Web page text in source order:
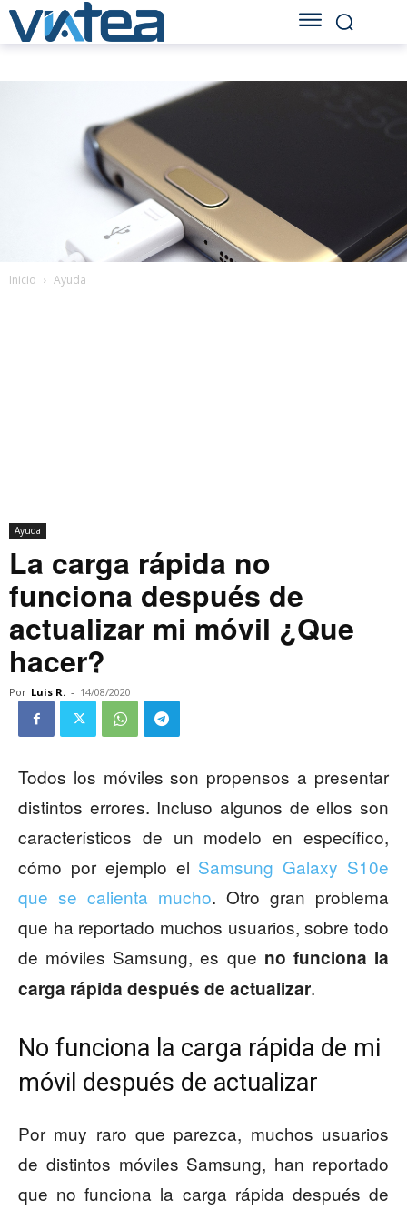
Inicio Ayuda
Ayuda
La carga rápida no
funciona después de
actualizar mi móvil ¿Que
hacer?
Por Luis R. - 14/08/2020
Todos los móviles son propensos a presentar
distintos errores. Incluso algunos de ellos son
característicos de un modelo en específico,
cómo por ejemplo el Samsung Galaxy S10e
que se calienta mucho. Otro gran problema
que ha reportado muchos usuarios, sobre todo
de móviles Samsung, es que no funciona la
carga rápida después de actualizar.
No funciona la carga rápida de mi
móvil después de actualizar
Por muy raro que parezca, muchos usuarios
de distintos móviles Samsung, han reportado
que no funciona la carga rápida después de